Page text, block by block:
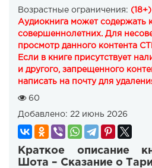
Возрастные ограничения:
Аудиокнига может содержать
совершеннолетних. Для
просмотр данного контента
Если в книге присутствует
и другого, запрещенного
написать на почту для
60
Добавлено: 22 июнь 2026
Краткое описание
Шота – Сказание о